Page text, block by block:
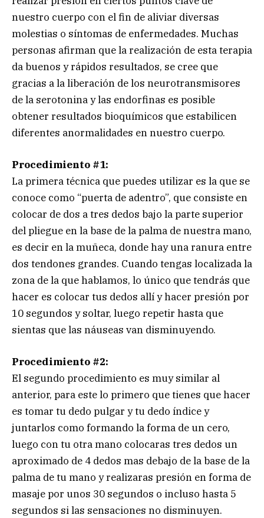
nuestro cuerpo con el fin de aliviar diversas
molestias o síntomas de enfermedades. Muchas
personas afirman que la realización de esta terapia
da buenos y rápidos resultados, se cree que
gracias a la liberación de los neurotransmisores
de la serotonina y las endorfinas es posible
obtener resultados bioquímicos que estabilicen
diferentes anormalidades en nuestro cuerpo.
Procedimiento #1:
La primera técnica que puedes utilizar es la que se
conoce como “puerta de adentro”, que consiste en
colocar de dos a tres dedos bajo la parte superior
del pliegue en la base de la palma de nuestra mano,
es decir en la muñeca, donde hay una ranura entre
dos tendones grandes. Cuando tengas localizada la
zona de la que hablamos, lo único que tendrás que
hacer es colocar tus dedos allí y hacer presión por
10 segundos y soltar, luego repetir hasta que
sientas que las náuseas van disminuyendo.
Procedimiento #2:
El segundo procedimiento es muy similar al
anterior, para este lo primero que tienes que hacer
es tomar tu dedo pulgar y tu dedo índice y
juntarlos como formando la forma de un cero,
luego con tu otra mano colocaras tres dedos un
aproximado de 4 dedos mas debajo de la base de la
palma de tu mano y realizaras presión en forma de
masaje por unos 30 segundos o incluso hasta 5
segundos si las sensaciones no disminuyen.